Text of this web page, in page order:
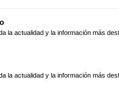
la actualidad y la información más
la actualidad y la información más